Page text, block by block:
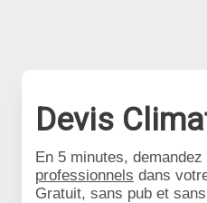
Devis
En 5 minutes, demandez
professionnels dans
Gratuit, sans pub et